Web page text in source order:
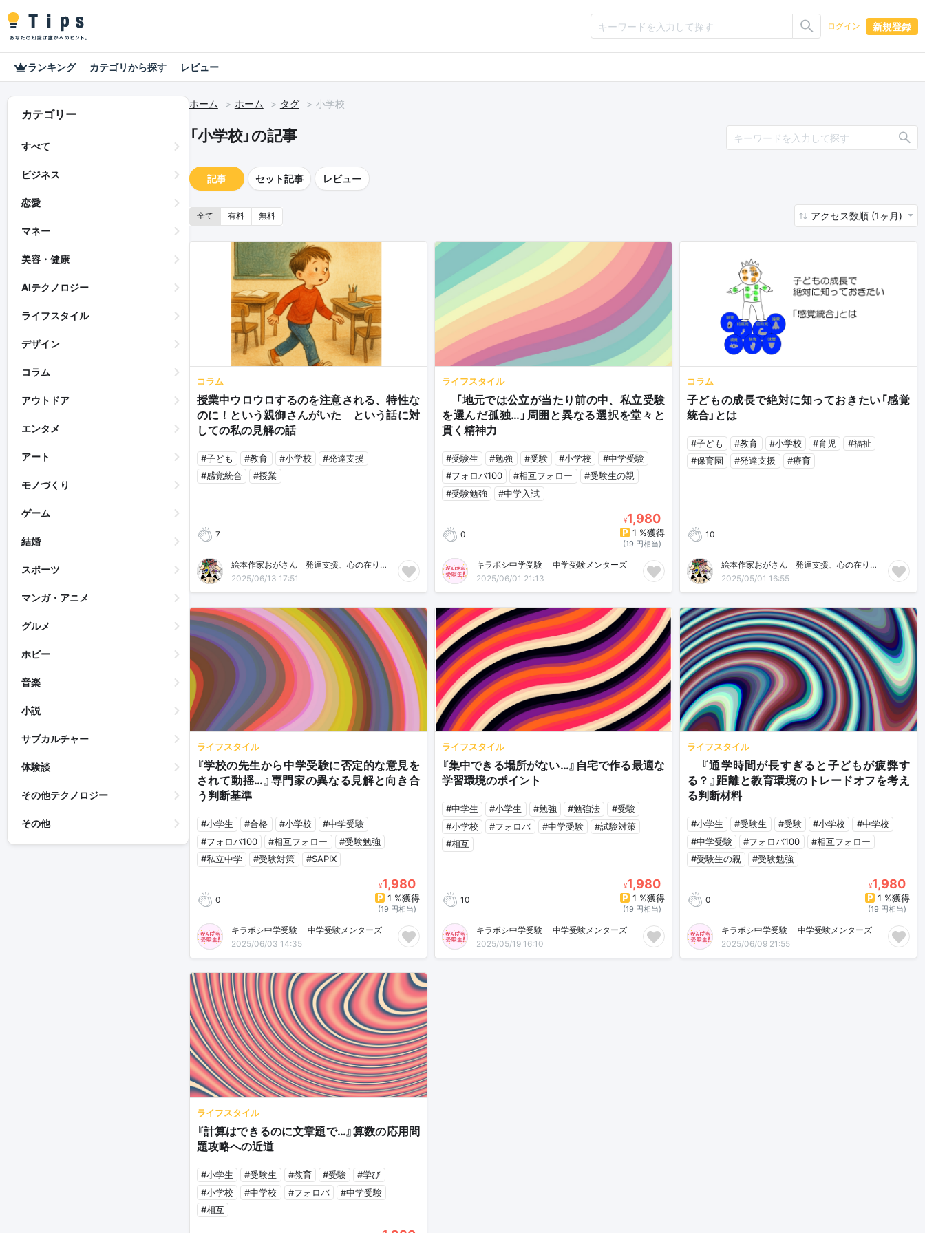
ログイン 新規登録
ランキング カテゴリから探す レビュー
カテゴリー
すべて
ビジネス
恋愛
マネー
美容・健康
AIテクノロジー
ライフスタイル
デザイン
コラム
アウトドア
エンタメ
アート
モノづくり
ゲーム
結婚
スポーツ
マンガ・アニメ
グルメ
ホビー
音楽
小説
サブカルチャー
体験談
その他テクノロジー
その他
ホーム ホーム タグ 小学校
「小学校」の記事
記事 セット記事 レビュー
全て 有料 無料 アクセス数順 (1ヶ月)
コラム
授業中ウロウロするのを注意される、特性な
のに！という親御さんがいた という話に対
しての私の見解の話
#子ども #教育 #小学校
#発達支援
#感覚統合
#授業
7
絵本作家おがさん 発達支援、心の在り方ブログ
2025/06/13 17:51
ライフスタイル
🏫「地元では公立が当たり前の中、私立受験
を選んだ孤独…」周囲と異なる選択を堂々と
貫く精神力
#受験生 #勉強 #受験 #小学校
#中学受験
#フォロバ100
#相互フォロー
#受験生の親
#受験勉強
#中学入試
0
¥1,980
1 %獲得
(19 円相当)
キラボシ中学受験🌸中学受験メンターズ🌸
2025/06/01 21:13
コラム
子どもの成長で絶対に知っておきたい「感覚
統合」とは
#子ども #教育 #小学校 #育児
#福祉
#保育園
#発達支援 #療育
10
絵本作家おがさん 発達支援、心の在り方ブログ
2025/05/01 16:55
ライフスタイル
『学校の先生から中学受験に否定的な意見を
されて動揺…』専門家の異なる見解と向き合
う判断基準
#小学生 #合格 #小学校
#中学受験
#フォロバ100
#相互フォロー
#受験勉強
#私立中学
#受験対策 #SAPIX
0
¥1,980
1 %獲得
(19 円相当)
キラボシ中学受験🌸中学受験メンターズ🌸
2025/06/03 14:35
ライフスタイル
『集中できる場所がない…』自宅で作る最適な
学習環境のポイント
#中学生 #小学生 #勉強 #勉強法
#受験
#小学校
#フォロバ #中学受験
#試験対策
#相互
10
¥1,980
1 %獲得
(19 円相当)
キラボシ中学受験🌸中学受験メンターズ🌸
2025/05/19 16:10
ライフスタイル
🏫『通学時間が長すぎると子どもが疲弊す
る？』距離と教育環境のトレードオフを考え
る判断材料
#小学生 #受験生 #受験 #小学校
#中学校
#中学受験
#フォロバ100
#相互フォロー
#受験生の親
#受験勉強
0
¥1,980
1 %獲得
(19 円相当)
キラボシ中学受験🌸中学受験メンターズ🌸
2025/06/09 21:55
ライフスタイル
『計算はできるのに文章題で…』算数の応用問
題攻略への近道
#小学生 #受験生 #教育 #受験
#学び
#小学校
#中学校 #フォロバ
#中学受験
#相互